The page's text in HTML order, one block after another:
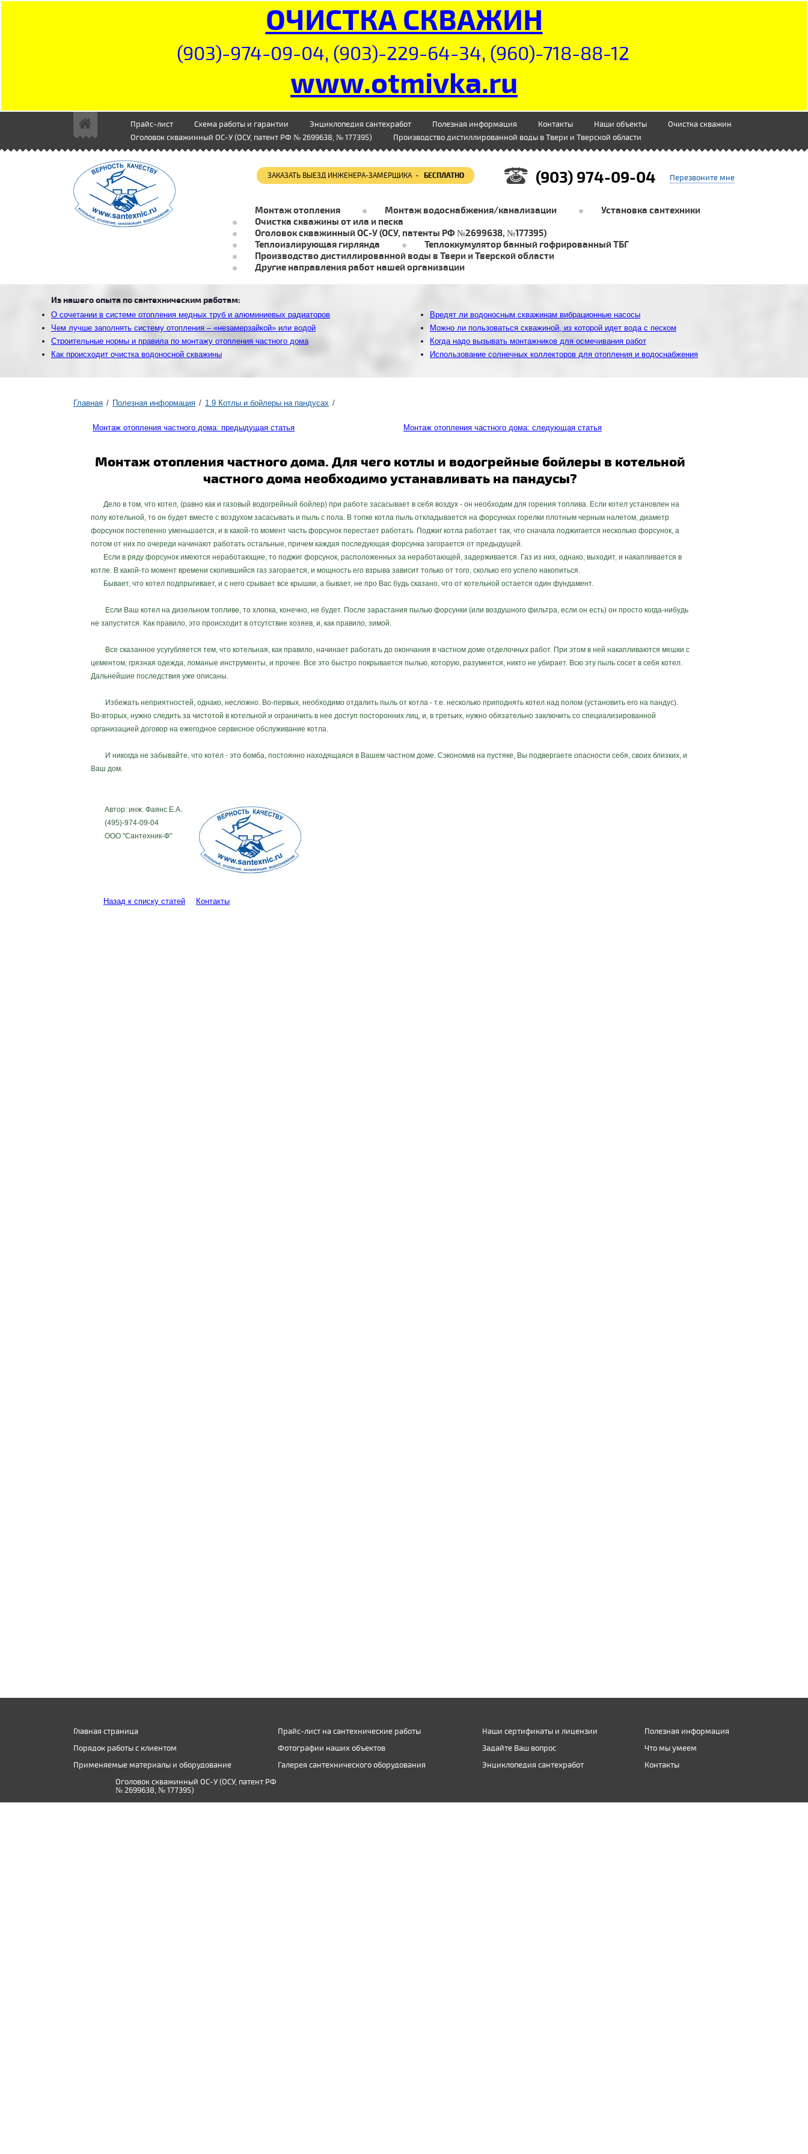
ОЧИСТКА СКВАЖИН
(903)-974-09-04, (903)-229-64-34, (960)-718-88-12
www.otmivka.ru
Главная Полезная информация 1.9 Котлы и бойлеры на пандусах
Монтаж отопления частного дома: предыдущая статья Монтаж отопления частного дома: следующая статья
Монтаж отопления частного дома. Для чего котлы и водогрейные бойлеры в котельной
частного дома необходимо устанавливать на пандусы?
Дело в том, что котел, (равно как и газовый водогрейный бойлер) при работе засасывает в себя воздух - он необходим для горения топлива. Если котел установлен на
полу котельной, то он будет вместе с воздухом засасывать и пыль с пола. В топке котла пыль откладывается на форсунках горелки плотным черным налетом, диаметр
форсунок постепенно уменьшается, и в какой-то момент часть форсунок перестает работать. Поджиг котла работает так, что сначала поджигается несколько форсунок, а
потом от них по очереди начинают работать остальные, причем каждая последующая форсунка загорается от предыдущей.
Если в ряду форсунок имеются неработающие, то поджиг форсунок, расположенных за неработающей, задерживается. Газ из них, однако, выходит, и накапливается в
котле. В какой-то момент времени скопившийся газ загорается, и мощность его взрыва зависит только от того, сколько его успело накопиться.
Бывает, что котел подпрыгивает, и с него срывает все крышки, а бывает, не про Вас будь сказано, что от котельной остается один фундамент.
Если Ваш котел на дизельном топливе, то хлопка, конечно, не будет. После зарастания пылью форсунки (или воздушного фильтра, если он есть) он просто когда-нибудь
не запустится. Как правило, это происходит в отсутствие хозяев, и, как правило, зимой.
Все сказанное усугубляется тем, что котельная, как правило, начинает работать до окончания в частном доме отделочных работ. При этом в ней накапливаются мешки с
цементом, грязная одежда, ломаные инструменты, и прочее. Все это быстро покрывается пылью, которую, разумеется, никто не убирает. Всю эту пыль сосет в себя котел.
Дальнейшие последствия уже описаны.
Избежать неприятностей, однако, несложно. Во-первых, необходимо отдалить пыль от котла - т.е. несколько приподнять котел над полом (установить его на пандус).
Во-вторых, нужно следить за чистотой в котельной и ограничить в нее доступ посторонних лиц, и, в третьих, нужно обязательно заключить со специализированной
организацией договор на ежегодное сервисное обслуживание котла.
И никогда не забывайте, что котел - это бомба, постоянно находящаяся в Вашем частном доме. Сэкономив на пустяке, Вы подвергаете опасности себя, своих близких, и
Ваш дом.
Автор: инж. Фаянс Е.А.
(495)-974-09-04
ООО "Сантехник-Ф"
Назад к списку статей Контакты
Прайс-лист Схема работы и гарантии Энциклопедия сантехработ Полезная информация Контакты Наши объекты
Очистка скважин
Оголовок скважинный ОС-У (ОСУ, патент РФ № 2699638, № 177395)
Производство дистиллированной воды в Твери и Тверской области
ЗАКАЗАТЬ ВЫЕЗД ИНЖЕНЕРА-ЗАМЕРЩИКА - БЕСПЛАТНО Перезвоните мне
(903) 974-09-04
Монтаж отопления Монтаж водоснабжения/канализации
Установка сантехники
Очистка скважины от ила и песка
Оголовок скважинный ОС-У (ОСУ, патенты РФ №2699638, №177395)
Теплоизлирующая гирлянда
Теплоккумулятор банный гофрированный ТБГ
Производство дистиллированной воды в Твери и Тверской области
Другие направления работ нашей организации
Из нашего опыта по сантехническим работам:
О сочетании в системе отопления медных труб и алюминиевых радиаторов
Чем лучше заполнять систему отопления – «незамерзайкой» или водой
Строительные нормы и правила по монтажу отопления частного дома
Как происходит очистка водоносной скважины
Вредят ли водоносным скважинам вибрационные насосы
Можно ли пользоваться скважиной, из которой идет вода с песком
Когда надо вызывать монтажников для осмечивания работ
Использование солнечных коллекторов для отопления и водоснабжения
Главная страница
Порядок работы с клиентом
Применяемые материалы и оборудование
Прайс-лист на сантехнические работы
Фотографии наших объектов
Галерея сантехнического оборудования
Наши сертификаты и лицензии
Задайте Ваш вопрос
Энциклопедия сантехработ
Полезная информация
Что мы умеем
Контакты
Оголовок скважинный ОС-У (ОСУ, патент РФ
№ 2699638, № 177395)